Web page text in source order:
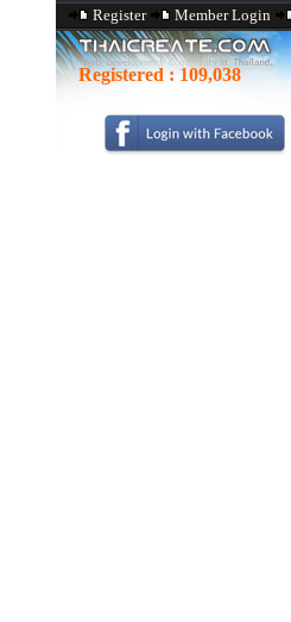
Register Member Login
Registered : 109,038